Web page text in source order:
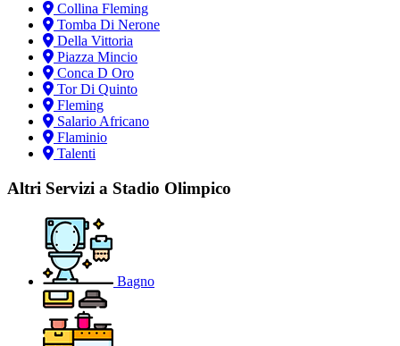
Collina Fleming
Tomba Di Nerone
Della Vittoria
Piazza Mincio
Conca D Oro
Tor Di Quinto
Fleming
Salario Africano
Flaminio
Talenti
Altri Servizi a Stadio Olimpico
Bagno